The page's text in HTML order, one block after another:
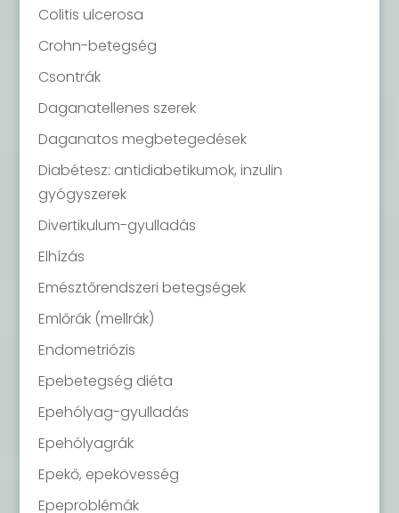
Colitis ulcerosa
Crohn-betegség
Csontrák
Daganatellenes szerek
Daganatos megbetegedések
Diabétesz: antidiabetikumok, inzulin
gyógyszerek
Divertikulum-gyulladás
Elhízás
Emésztőrendszeri betegségek
Emlőrák (mellrák)
Endometriózis
Epebetegség diéta
Epehólyag-gyulladás
Epehólyagrák
Epekő, epekövesség
Epeproblémák